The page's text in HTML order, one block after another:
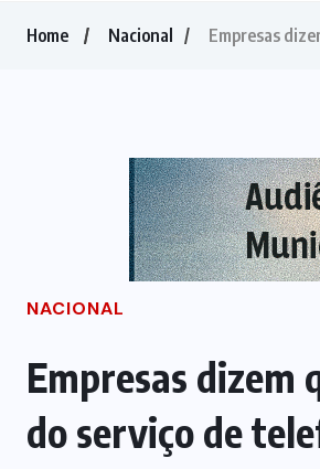
Home Nacional Empresas
NACIONAL
Empresas dizem
do serviço de